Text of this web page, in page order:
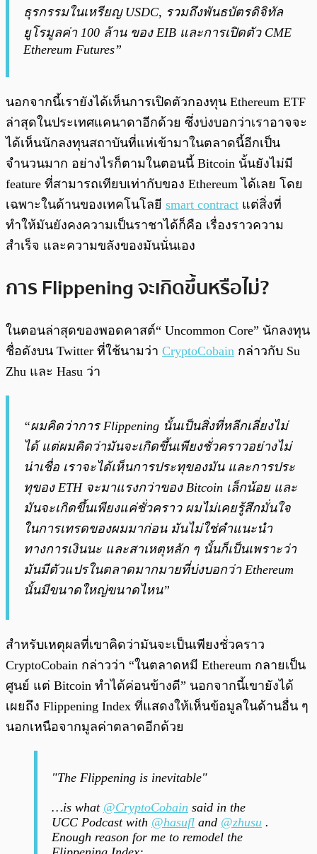
ธุรกรรมในเหรียญ USDC, รวมถึงพันธบัตรดิจิทัล
ยูโรมูลค่า 100 ล้าน ของ EIB และการเปิดตัว CME
Ethereum Futures”
นอกจากนี้เรายังได้เห็นการเปิดตัวกองทุน Ethereum ETF
ล่าสุดในประเทศแคนาดาอีกด้วย ซึ่งบ่งบอกว่าเราอาจจะ
ได้เห็นนักลงทุนสถาบันที่แห่เข้ามาในตลาดนี้อีกเป็น
จำนวนมาก อย่างไรก็ตามในตอนนี้ Bitcoin นั้นยังไม่มี
feature ที่สามารถเทียบเท่ากับของ Ethereum ได้เลย โดย
เฉพาะในด้านของเทคโนโลยี smart contract แต่สิ่งที่
ทำให้มันยังคงความเป็นราชาได้ก็คือ เรื่องราวความ
สำเร็จ และความขลังของมันนั่นเอง
การ Flippening จะเกิดขึ้นหรือไม่?
ในตอนล่าสุดของพอดคาสต์“ Uncommon Core” นักลงทุน
ชื่อดังบน Twitter ที่ใช้นามว่า CryptoCobain กล่าวกับ Su
Zhu และ Hasu ว่า
“ผมคิดว่าการ Flippening นั้นเป็นสิ่งที่หลีกเลี่ยงไม่
ได้ แต่ผมคิดว่ามันจะเกิดขึ้นเพียงชั่วคราวอย่างไม่
น่าเชื่อ เราจะได้เห็นการประทุของมัน และการประ
ทุของ ETH จะมาแรงกว่าของ Bitcoin เล็กน้อย และ
มันจะเกิดขึ้นเพียงแค่ชั่วคราว ผมไม่เคยรู้สึกมั่นใจ
ในการเทรดของผมมาก่อน มันไม่ใช่คำแนะนำ
ทางการเงินนะ และสาเหตุหลัก ๆ นั้นก็เป็นเพราะว่า
มันมีตัวแปรในตลาดมากมายที่บ่งบอกว่า Ethereum
นั้นมีขนาดใหญ่ขนาดไหน”
สำหรับเหตุผลที่เขาคิดว่ามันจะเป็นเพียงชั่วคราว
CryptoCobain กล่าวว่า “ในตลาดหมี Ethereum กลายเป็น
ศูนย์ แต่ Bitcoin ทำได้ค่อนข้างดี” นอกจากนี้เขายังได้
เผยถึง Flippening Index ที่แสดงให้เห็นข้อมูลในด้านอื่น ๆ
นอกเหนือจากมูลค่าตลาดอีกด้วย
"The Flippening is inevitable"
…is what @CryptoCobain said in the
UCC Podcast with @hasufl and @zhusu .
Enough reason for me to remodel the